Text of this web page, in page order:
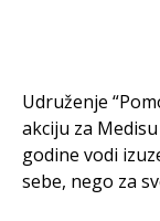
Udruženje
akciju za
godine vodi
sebe, nego za